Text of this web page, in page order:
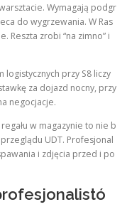
Wymagają podgr
do wygrzewania. W Ras
Reszta zrobi “na zimno” i
przy S8 liczy
za dojazd nocny, przy
negocjacje.
w magazynie to nie b
UDT. Profesjonal
i zdjęcia przed i po